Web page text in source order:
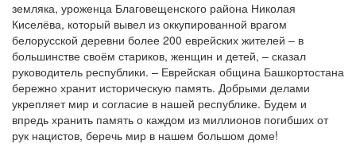
земляка, уроженца Благовещенского района Николая
Киселёва, который вывел из оккупированной врагом
белорусской деревни более 200 еврейских жителей – в
большинстве своём стариков, женщин и детей, – сказал
руководитель республики. – Еврейская община Башкортостана
бережно хранит историческую память. Добрыми делами
укрепляет мир и согласие в нашей республике. Будем и
впредь хранить память о каждом из миллионов погибших от
рук нацистов, беречь мир в нашем большом доме!